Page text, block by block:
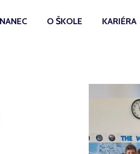
O ŠKOLE KARIÉRA